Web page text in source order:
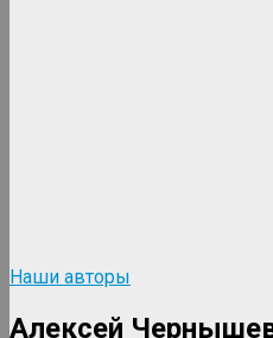
Наши авторы
Алексей